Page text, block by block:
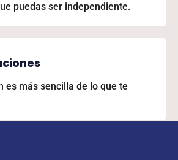
puedas ser independiente.
es más sencilla de lo que te